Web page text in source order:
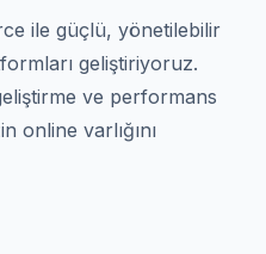
ile güçlü, yönetilebilir
geliştiriyoruz.
ve performans
online varlığını